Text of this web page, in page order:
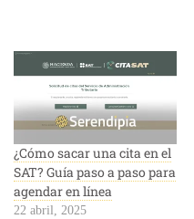
¿Cómo sacar una cita en el
SAT? Guía paso a paso para
agendar en línea
22 abril, 2025